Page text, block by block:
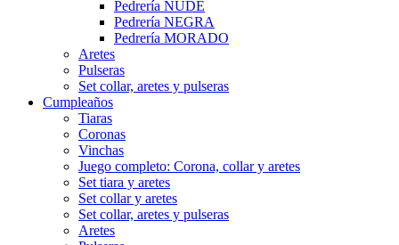
Pedrería NUDE
Pedrería NEGRA
Pedrería MORADO
Aretes
Pulseras
Set collar, aretes y pulseras
Cumpleaños
Tiaras
Coronas
Vinchas
Juego completo: Corona, collar y aretes
Set tiara y aretes
Set collar y aretes
Set collar, aretes y pulseras
Aretes